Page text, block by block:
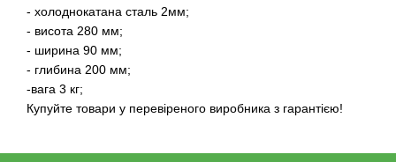
- холоднокатана сталь 2мм;
- висота 280 мм;
- ширина 90 мм;
- глибина 200 мм;
-вага 3 кг;
Купуйте товари у перевіреного виробника з гарантією!